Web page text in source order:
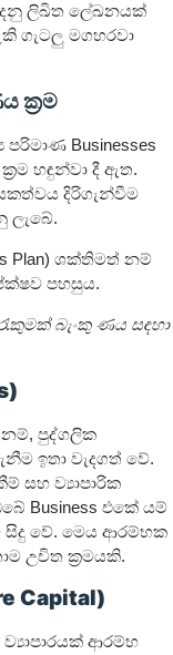
ලිඛිත ලේඛනයක්
ගැටලු මගහරවා
ක්‍රම
පරිමාණ Businesses
හඳුන්වා දී ඇත.
දිරිගැන්වීම
ලැබේ.
Plan) ශක්තිමත් නම්
පහසුය.
බැංකු ණය සඳහා
නම්, පුද්ගලික
ඉතා වැදගත් වේ.
සහ ව්‍යාපාරික
Business එකේ යම්
සිදු වේ. මෙය ආරම්භක
උචිත ක්‍රමයකි.
Capital)
ආරම්භ